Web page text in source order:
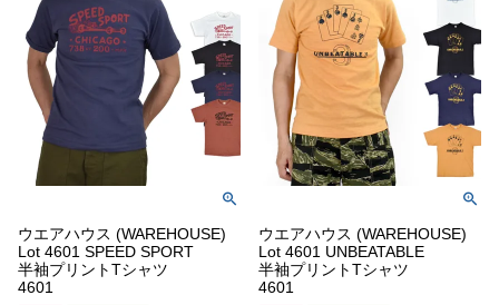
ウエアハウス (WAREHOUSE)
Lot 4601 SPEED SPORT
半袖プリントTシャツ
4601
ウエアハウス (WAREHOUSE)
Lot 4601 UNBEATABLE
半袖プリントTシャツ
4601